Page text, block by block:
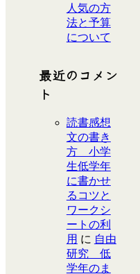
人気の方
法と予算
について
最近のコメン
ト
読書感想
文の書き
方 小学
生低学年
に書かせ
るコツと
ワークシ
ートの利
用 に 自由
研究 低
学年のま